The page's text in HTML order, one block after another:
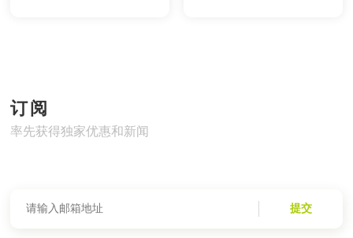
订阅
率先获得独家优惠和新闻
提交